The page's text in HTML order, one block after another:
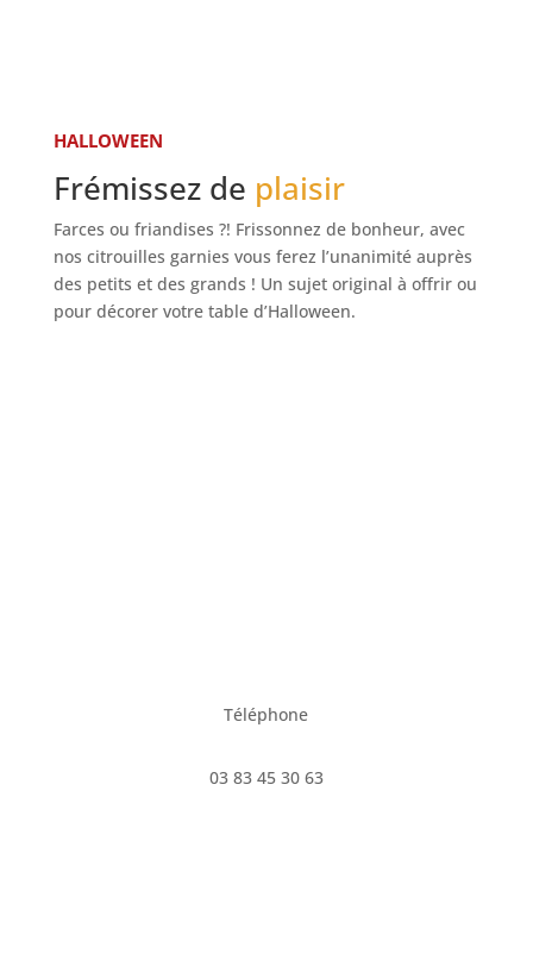
HALLOWEEN
Frémissez de plaisir
Farces ou friandises ?! Frissonnez de bonheur, avec
nos citrouilles garnies vous ferez l’unanimité auprès
des petits et des grands ! Un sujet original à offrir ou
pour décorer votre table d’Halloween.
Téléphone
03 83 45 30 63